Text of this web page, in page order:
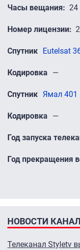
Часы вещания 24
Номер лицензии
Спутник Eutelsat
Кодировка —
Спутник Ямал 401
Кодировка —
Год запуска
Год прекращения
НОВОСТИ
Телеканал Styletv